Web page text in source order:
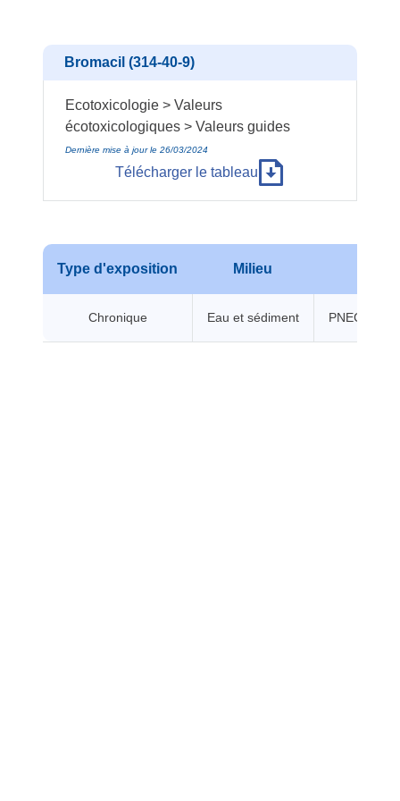
Bromacil (314-40-9)
Ecotoxicologie > Valeurs
écotoxicologiques > Valeurs guides
Dernière mise à jour le 26/03/2024
Télécharger le tableau
Type d'exposition Milieu
Chronique Eau et sédiment PNEC